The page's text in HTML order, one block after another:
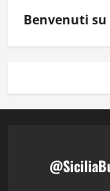
Benvenuti